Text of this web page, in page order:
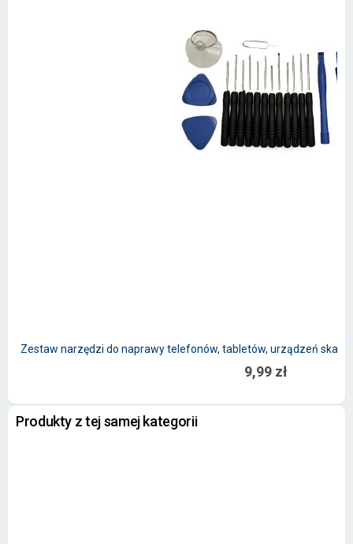
Zestaw narzędzi do naprawy telefonów, tabletów, urządzeń
9,99 zł
Produkty z tej samej kategorii